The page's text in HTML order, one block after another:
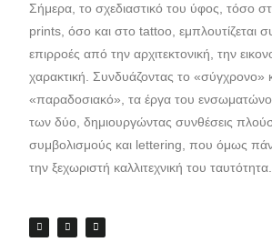
Σήμερα, το σχεδιαστικό του ύφος, τόσο
prints, όσο και στο tattoo, εμπλουτίζεται
επιρροές από την αρχιτεκτονική, την
χαρακτική. Συνδυάζοντας το «σύγχρονο»
«παραδοσιακό», τα έργα του
των δύο, δημιουργώντας συνθέσεις
συμβολισμούς και lettering, που όμως
την ξεχωριστή καλλιτεχνική του ταυτότητα.